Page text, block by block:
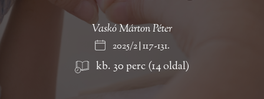
Vaskó Márton Péter
2025/2 | 117-131.
kb. 30 perc (14 oldal)